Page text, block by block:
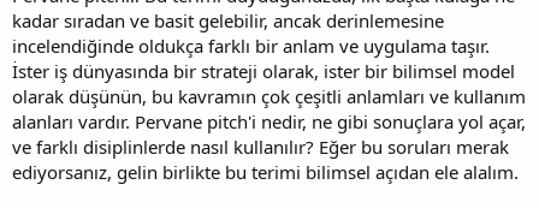
t
a
n
r
i
h
i
kadar sıradan ve basit gelebilir, ancak derinlemesine
incelendiğinde oldukça farklı bir anlam ve uygulama taşır.
İster iş dünyasında bir strateji olarak, ister bir bilimsel model
olarak düşünün, bu kavramın çok çeşitli anlamları ve kullanım
alanları vardır. Pervane pitch'i nedir, ne gibi sonuçlara yol açar,
ve farklı disiplinlerde nasıl kullanılır? Eğer bu soruları merak
ediyorsanız, gelin birlikte bu terimi bilimsel açıdan ele alalım.